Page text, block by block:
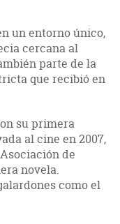
un entorno único,
cercana al
parte de la
que recibió en
su primera
al cine en 2007,
de
novela.
como el